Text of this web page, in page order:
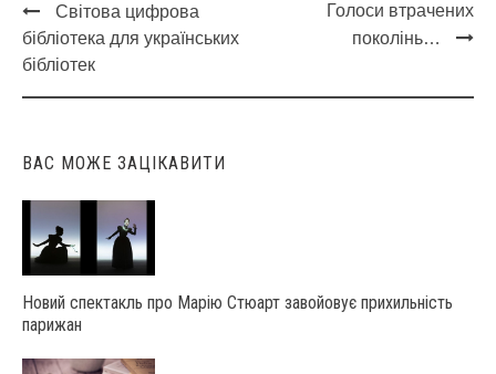
Post
navigation
Світова цифрова
бібліотека для українських
бібліотек
Голоси втрачених
поколінь…
ВАС МОЖЕ ЗАЦІКАВИТИ
Новий спектакль про Марію Стюарт завойовує прихильність
парижан